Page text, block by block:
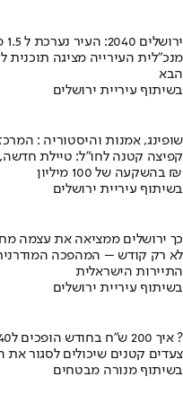
ירושלים 2040: העיר נערכת ל 1.5 מליון תושבים
מנכ"לית העירייה מציגה תוכנית
הבא
בשיתוף עיריית ירושלים
שופינג, אמנות והיסטוריה :
קפיצה קטנה לחו"ל: טיילת חדשה,
בהשקעה של 100 מיליון ₪
בשיתוף עיריית ירושלים
כך ירושלים ממציאה את עצמה
לא רק קודש – המהפכה
התיירות הישראלית
בשיתוף עיריית ירושלים
איך 200 ש"ח בחודש הופכים ל140 אלף ?
צעדים קטנים שיכולים לסגור את
בשיתוף מנורה מבטחים